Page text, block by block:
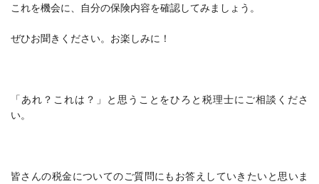
これを機会に、自分の保険内容を確認してみましょう。
ぜひお聞きください。お楽しみに！
「あれ？これは？」と思うことをひろと税理士にご相談くださ
い。
皆さんの税金についてのご質問にもお答えしていきたいと思いま